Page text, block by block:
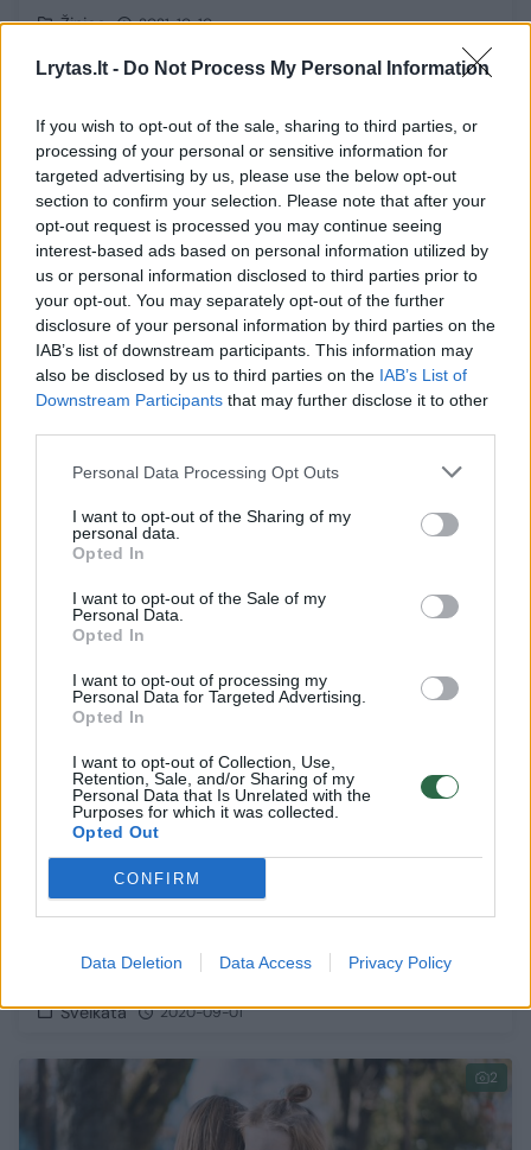
Lrytas.lt - Do Not Process My Personal Information
If you wish to opt-out of the sale, sharing to third parties, or
processing of your personal or sensitive information for
targeted advertising by us, please use the below opt-out
section to confirm your selection. Please note that after your
opt-out request is processed you may continue seeing
interest-based ads based on personal information utilized by
us or personal information disclosed to third parties prior to
your opt-out. You may separately opt-out of the further
disclosure of your personal information by third parties on the
IAB’s list of downstream participants. This information may
also be disclosed by us to third parties on the IAB’s List of
Downstream Participants that may further disclose it to other
Personal Data Processing Opt Outs
I want to opt-out of the Sharing of my
personal data.
Opted In
I want to opt-out of the Sale of my
Personal Data.
Opted In
I want to opt-out of processing my
Personal Data for Targeted Advertising.
Opted In
I want to opt-out of Collection, Use,
Retention, Sale, and/or Sharing of my
Personal Data that Is Unrelated with the
Purposes for which it was collected.
Opted Out
CONFIRM
Data Deletion Data Access Privacy Policy
Žinios 2021-10-10
Švietimo įstaigose keičiasi maitinimo
klasėse
Sveikata 2020-09-01
2